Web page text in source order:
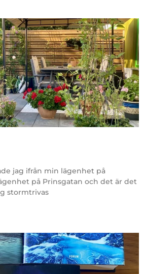
jag ifrån min lägenhet på
på Prinsgatan och det är det
stormtrivas